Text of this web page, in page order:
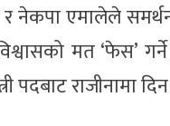
नेकपा एमालेले
मत ‘फेस’
राजीनामा